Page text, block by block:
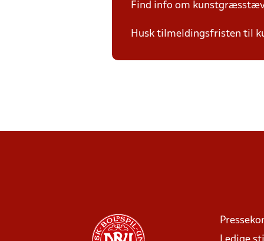
Find info om
Husk tilmeldingsfristen til